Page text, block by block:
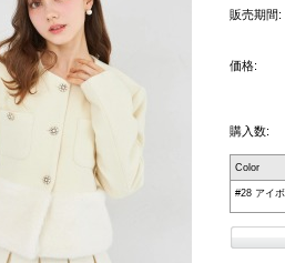
販売期間:
価格:
購入数:
Color
#28 アイ